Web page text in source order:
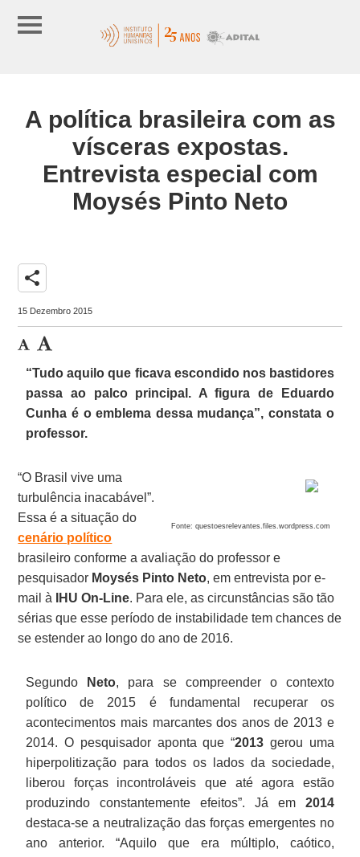
A política brasileira com as
vísceras expostas.
Entrevista especial com
Moysés Pinto Neto
share
15 Dezembro 2015
“Tudo aquilo que ficava escondido nos bastidores
passa ao palco principal. A figura de Eduardo
Cunha é o emblema dessa mudança”, constata o
professor.
Fonte: questoesrelevantes.files.wordpress.com
“O Brasil vive uma
turbulência inacabável”.
Essa é a situação do
cenário político
brasileiro conforme a avaliação do professor e
pesquisador Moysés Pinto Neto, em entrevista por e-
mail à
IHU On-Line. Para ele, as circunstâncias são tão
sérias que esse período de instabilidade tem chances de
se estender ao longo do ano de 2016.
Segundo Neto, para se compreender o contexto
político de 2015 é fundamental recuperar os
acontecimentos mais marcantes dos anos de 2013 e
2014. O pesquisador aponta que “2013 gerou uma
hiperpolitização para todos os lados da sociedade,
liberou forças incontroláveis que até agora estão
produzindo constantemente efeitos”. Já em 2014
destaca-se a neutralização das forças emergentes no
ano anterior. “Aquilo que era múltiplo, caótico,